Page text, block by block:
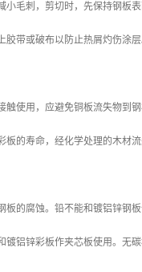
毛刺，剪切时，先保持钢板
带或破布以防止热屑灼伤涂
使用，应避免铜板流失物到
的寿命，经化学处理的木材
的腐蚀。铅不能和镀铝锌钢
铝锌彩板作夹芯板使用。无